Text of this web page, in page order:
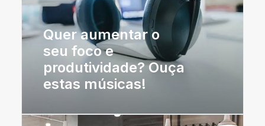
Quer aumentar o
seu foco e
produtividade? Ouça
estas músicas!